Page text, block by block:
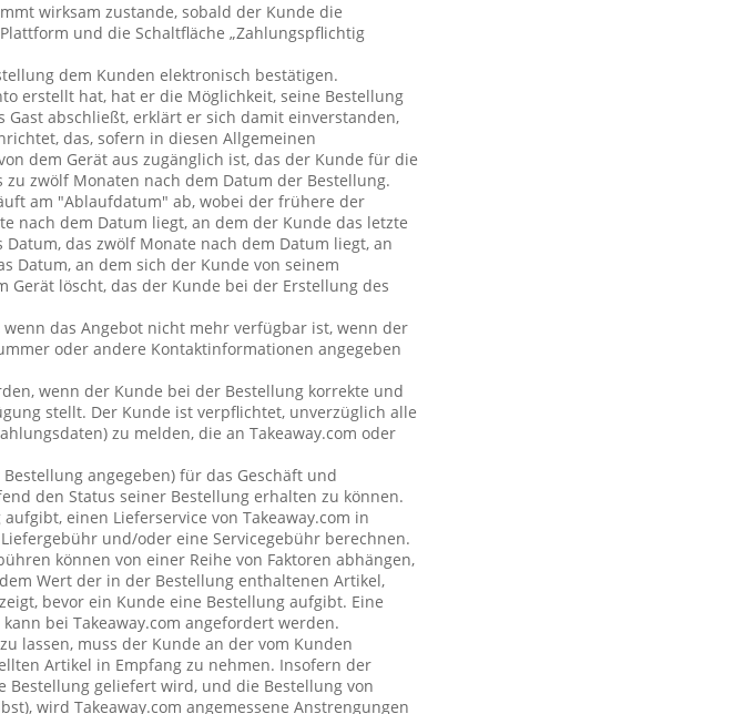
wirksam zustande, sobald der Kunde die
und die Schaltfläche „Zahlungspflichtig
dem Kunden elektronisch bestätigen.
erstellt hat, hat er die Möglichkeit, seine Bestellung
abschließt, erklärt er sich damit einverstanden,
das, sofern in diesen Allgemeinen
dem Gerät aus zugänglich ist, das der Kunde für die
zwölf Monaten nach dem Datum der Bestellung.
am "Ablaufdatum" ab, wobei der frühere der
nach dem Datum liegt, an dem der Kunde das letzte
das zwölf Monate nach dem Datum liegt, an
Datum, an dem sich der Kunde von seinem
löscht, das der Kunde bei der Erstellung des
das Angebot nicht mehr verfügbar ist, wenn der
oder andere Kontaktinformationen angegeben
wenn der Kunde bei der Bestellung korrekte und
stellt. Der Kunde ist verpflichtet, unverzüglich alle
zu melden, die an Takeaway.com oder
angegeben) für das Geschäft und
den Status seiner Bestellung erhalten zu können.
einen Lieferservice von Takeaway.com in
und/oder eine Servicegebühr berechnen.
können von einer Reihe von Faktoren abhängen,
Wert der in der Bestellung enthaltenen Artikel,
bevor ein Kunde eine Bestellung aufgibt. Eine
bei Takeaway.com angefordert werden.
lassen, muss der Kunde an der vom Kunden
Artikel in Empfang zu nehmen. Insofern der
Bestellung geliefert wird, und die Bestellung von
wird Takeaway.com angemessene Anstrengungen